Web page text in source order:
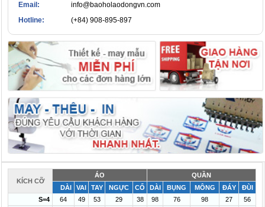
Email:
info@baoholaodongvn.com
Hotline:
(+84) 908-895-897
KÍCH CỠ
ÁO
QUẦN
DÀI
VAI TAY NGỰC CỔ DÀI BỤNG MÔNG ĐÁY
ĐÙI
S=4
64 49 53 29 38 98 76 98 27
56